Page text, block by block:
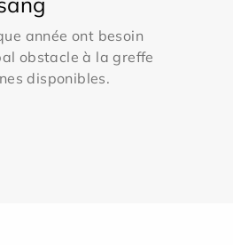
année ont besoin
obstacle à la greffe
disponibles.